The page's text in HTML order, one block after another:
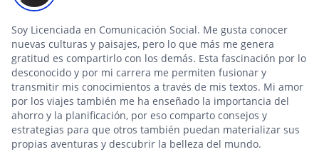
Soy Licenciada en Comunicación Social. Me gusta conocer
nuevas culturas y paisajes, pero lo que más me genera
gratitud es compartirlo con los demás. Esta fascinación por lo
desconocido y por mi carrera me permiten fusionar y
transmitir mis conocimientos a través de mis textos. Mi amor
por los viajes también me ha enseñado la importancia del
ahorro y la planificación, por eso comparto consejos y
estrategias para que otros también puedan materializar sus
propias aventuras y descubrir la belleza del mundo.